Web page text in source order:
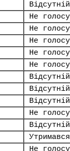
Відсутній
Не
Не
Не
Не
Не
Відсутній
Відсутній
Відсутній
Не
Відсутній
Утримався
Не